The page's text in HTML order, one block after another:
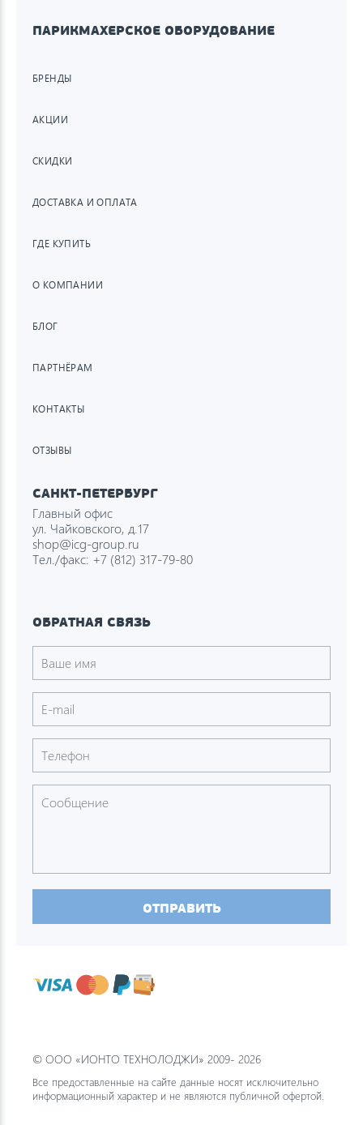
ПАРИКМАХЕРСКОЕ ОБОРУДОВАНИЕ
БРЕНДЫ
АКЦИИ
СКИДКИ
ДОСТАВКА И ОПЛАТА
ГДЕ КУПИТЬ
О КОМПАНИИ
БЛОГ
ПАРТНЁРАМ
КОНТАКТЫ
ОТЗЫВЫ
САНКТ-ПЕТЕРБУРГ
Главный офис
ул. Чайковского, д.17
shop@icg-group.ru
Тел./факс: +7 (812) 317-79-80
ОБРАТНАЯ СВЯЗЬ
ОТПРАВИТЬ
© ООО «ИОНТО ТЕХНОЛОДЖИ» 2009- 2026
Все предоставленные на сайте данные носят исключительно
информационный характер и не являются публичной офертой.